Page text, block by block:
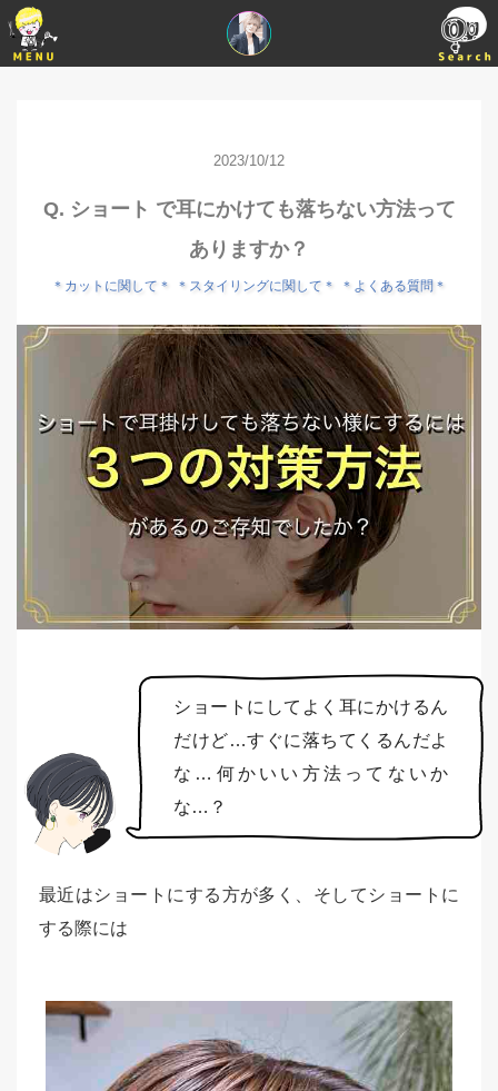
2023/10/12
Q. ショート で耳にかけても落ちない方法って
ありますか？
＊カットに関して＊ ＊スタイリングに関して＊ ＊よくある質問＊
ショートにしてよく耳にかけるん
だけど…すぐに落ちてくるんだよ
な…何かいい方法ってないか
な…？
最近はショートにする方が多く、そしてショートに
する際には